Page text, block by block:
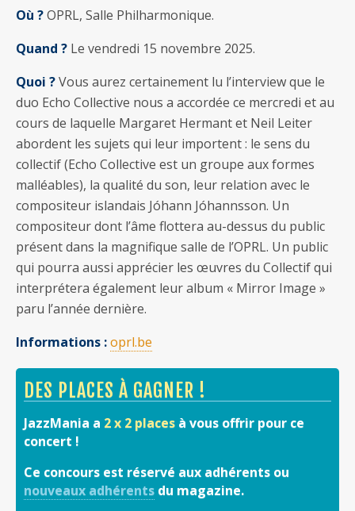
Où ?OPRL, Salle Philharmonique.
Quand ? Le vendredi 15 novembre 2025.
Quoi ?Vous aurez certainement lu l’interview que le
duo Echo Collective nous a accordée ce mercredi et au
cours de laquelle Margaret Hermant et Neil Leiter
abordent les sujets qui leur importent : le sens du
collectif (Echo Collective est un groupe aux formes
malléables), la qualité du son, leur relation avec le
compositeur islandais Jóhann Jóhannsson. Un
compositeur dont l’âme flottera au-dessus du public
présent dans la magnifique salle de l’OPRL. Un public
qui pourra aussi apprécier les œuvres du Collectif qui
interprétera également leur album « Mirror Image »
paru l’année dernière.
Informations :oprl.be
DES PLACES À GAGNER !
JazzMania a 2 x 2 places à vous offrir pour ce
concert !
Ce concours est réservé aux adhérents ou
nouveaux adhérents du magazine.